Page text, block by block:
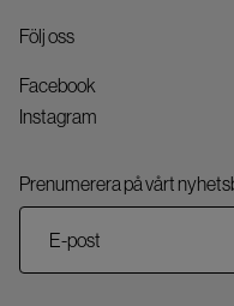
Följ oss
Facebook
Instagram
Prenumerera på vårt